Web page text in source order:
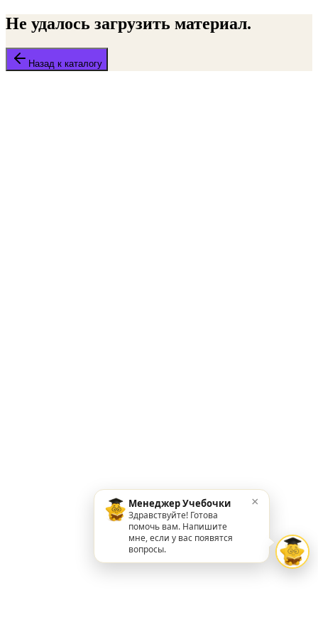
Не удалось загрузить материал.
Назад к каталогу
Менеджер Учебочки
Здравствуйте! Готова
помочь вам. Напишите
мне, если у вас появятся
вопросы.
×